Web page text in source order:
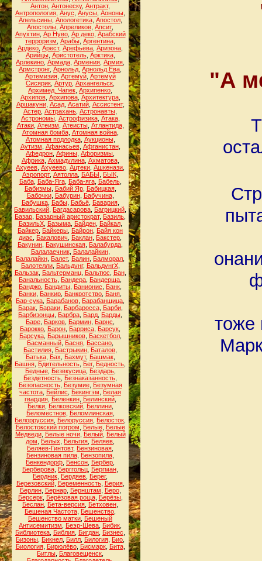
Антон Антонеску, Антракт,
Антропология Анус Анусы Аононы
Апельсины, Апологетика, Апостол,
Апостолы Апреликов Апсит,
Апухтин, Ар Нуво, Ар деко, Арабский
терроризм Арабы Аргентина
Ардеко Арест, Арефьева Аризона
Арийцы, Аристотель, Арктика,
Арлекино Армада Армения Армия
Армстронг, Арнольд Арнольд Ева
Артемизия, Артемуй, Артемуй
Сисярик Артур Архангельск
Архимед. Чапек Архипенко
Архипов, Архипова, Архитектура,
Аршакуни, Асад, Асатий, Ассистент,
Астер Астрахань Астронавты
Астрономы, Астрофизика, Атака,
Атаки, Атеизм Атеисты, Атлантида,
Атомная бомба, Атомная война,
Атомная подлодка, Аукционы,
Аутизм Афанасьев, Афганистан,
Афедрон Афины Афоризмы
Африка, Ахмадулина, Ахматова,
Ахуеев Ахуеево Ацтеки Ашкенази
Аэропорт, Аятолла БАБЫ БЫК
Баба, Баба-Яга, Баба-яга, Бабель,
Бабизмы, Бабий Яр, Бабицкая,
Бабочки, Бабурин, Бабучина,
Бабушка, Бабы, Бабьё, Бавария,
Бавильский Багдасарова Багрицкий
Базар Базарный аристократ, Базиль
БазильХ, Базыма, Байден, Байкал,
Байкер Байкеры Байрон Байя кон
диас
Бакалович Баклан Бакстер
Бакунин Бакушинская Балабурда
Балалаечник, Балалайкин,
Балалайкн Балет, Балин Балморал
Балотелли, Бальдунг, БальдунгХ,
Бальзак, Бальтерманц, Бальтюс Бан,
Банальность Бандера Бандерша
Банджо Бандиты Банионис Банк
Банки Банкир Банкротство Баня
Бар-сука Барабанов Барабанщица
Барак, Бараки, Барбаросса, Барби,
Барбизонцы Барбра Бард Барды
Баре Барков Бармин Барнс
Барокко Барон Барриса Барсук
Барсука, Барышников, Баскетбол,
Басманный Басня Бассано
Бастилия Бастрыкин Баталов
Батька, Бах Бахмут, Башмак,
Башня Бдительность Бег, Бедность
Бедные, Безвкусица, Бездарь,
Бездетность Безнаказанность
Безопасность, Безумие, Безумная
частота Бейлис Бекингэм
Белая
гвардия, Беленкин, Белинский,
Белки, Белковский, Беллини,
Беломестнов, Беломлинская,
Белорруссия Белоруссия Белосток
Белостокский погром
Белые, Белые
Медведи, Белые ночи, Белый, Белый
дом
Белых Бельгия Беляев
Беляев-Гинтовт, Бензиновая
Бензиновая пила Бензопила
Бенкендорф Бенсон Бербер
Берберова Берггольц Бергман
Бердник Бердяев Берег,
Березовский, Беременность, Берия,
Берлин, Бернар, Бернштам Беро,
Берсерк, Берёзовая роща, Берёзы,
Беслан Бета-версия Бетховен
Бешеная Частота Бешенство
Бешенство матки Бешеный
Антисемитизм
Беэр-Шева Бибик
Библиотека Библия Бигдан Бизнес
Бизоны Бикнел Билл Билогия Био
Биология, Бирюлёво, Бисмарк, Бита,
Битлы Благовещенск
"А
тоже